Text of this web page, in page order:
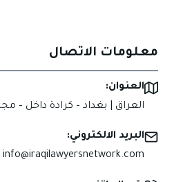
معلومات الاتصال
العنوان:
العراق | بغداد – كرادة داخل –
البريد الالكتروني:
info@iraqilawyersnetwork.com